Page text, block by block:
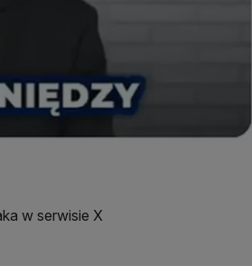
w serwisie X